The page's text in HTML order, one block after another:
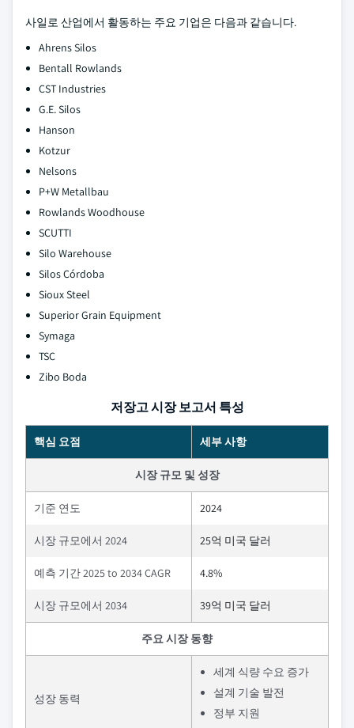
사일로 산업에서 활동하는 주요 기업은 다음과 같습니다.
Ahrens Silos
Bentall Rowlands
CST Industries
G.E. Silos
Hanson
Kotzur
Nelsons
P+W Metallbau
Rowlands Woodhouse
SCUTTI
Silo Warehouse
Silos Córdoba
Sioux Steel
Superior Grain Equipment
Symaga
TSC
Zibo Boda
저장고 시장 보고서 특성
핵심 요점 세부 사항
시장 규모 및 성장
기준 연도 2024
시장 규모에서 2024 25억 미국 달러
예측 기간 2025 to 2034 CAGR 4.8%
시장 규모에서 2034 39억 미국 달러
주요 시장 동향
성장 동력
세계 식량 수요 증가
설계 기술 발전
정부 지원